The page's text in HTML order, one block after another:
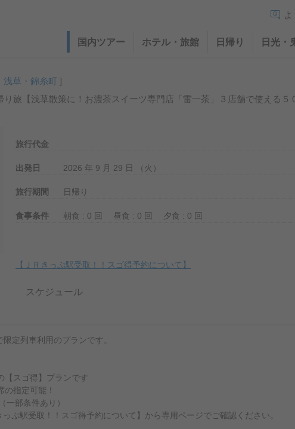
国内ツアー ホテル・旅館 日帰り 日光・
浅草・錦糸町 ]
旅【浅草散策に！お濃茶スイーツ専門店「雷一茶」３店舗で使える
旅行代金
出発日 2026 年 9 月 29 日 （火）
旅行期間 日帰り
食事条件 朝食 : 0 回 昼食 : 0 回 夕食 : 0 回
【ＪＲきっぷ駅受取！！スゴ得予約について】
スケジュール
定列車利用のプランです。
【スゴ得】プランです
指定可能！
部条件あり）
ぷ駅受取！！スゴ得予約について】から専用ページでご確認ください。